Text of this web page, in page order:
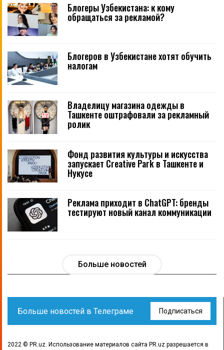
Блогеры Узбекистана: к кому
обращаться за рекламой?
Блогеров в Узбекистане хотят обучить
налогам
Владелицу магазина одежды в
Ташкенте оштрафовали за рекламный
ролик
Фонд развития культуры и искусства
запускает Creative Park в Ташкенте и
Нукусе
Реклама приходит в ChatGPT: бренды
тестируют новый канал коммуникации
Больше новостей
Больше новостей в Телеграме Подписаться
2022 © PR.uz. Использование материалов сайта PR.uz разрешается в